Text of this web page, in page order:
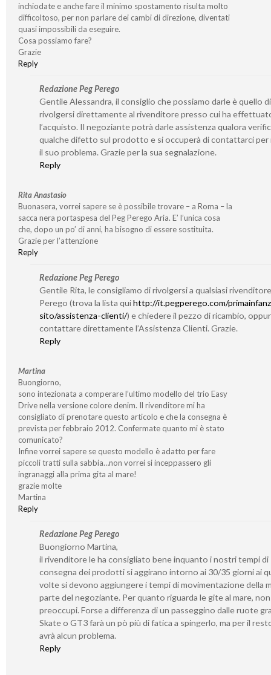
inchiodate e anche fare il minimo spostamento risulta molto
difficoltoso, per non parlare dei cambi di direzione, diventati
quasi impossibili da eseguire.
Cosa possiamo fare?
Grazie
Reply
Redazione Peg Perego
Gentile Alessandra, il consiglio che possiamo darle è quello di
rivolgersi direttamente al rivenditore presso cui ha
l’acquisto. Il negoziante potrà darle assistenza qualora
qualche difetto sul prodotto e si occuperà di contattarci per
il suo problema. Grazie per la sua segnalazione.
Reply
Rita Anastasio
Buonasera, vorrei sapere se è possibile trovare – a Roma – la
sacca nera portaspesa del Peg Perego Aria. E’ l’unica cosa
che, dopo un po’ di anni, ha bisogno di essere sostituita.
Grazie per l’attenzione
Reply
Redazione Peg Perego
Gentile Rita, le consigliamo di rivolgersi a qualsiasi
Perego (trova la lista quihttp://it.pegperego.com/
sito/assistenza-clienti/) e chiedere il pezzo di ricambio,
contattare direttamente l’Assistenza Clienti. Grazie.
Reply
Martina
Buongiorno,
sono intezionata a comperare l’ultimo modello del trio Easy
Drive nella versione colore denim. Il rivenditore mi ha
consigliato di prenotare questo articolo e che la consegna è
prevista per febbraio 2012. Confermate quanto mi è stato
comunicato?
Infine vorrei sapere se questo modello è adatto per fare
piccoli tratti sulla sabbia…non vorrei si inceppassero gli
ingranaggi alla prima gita al mare!
grazie molte
Martina
Reply
Redazione Peg Perego
Buongiorno Martina,
il rivenditore le ha consigliato bene inquanto i nostri tempi di
consegna dei prodotti si aggirano intorno ai 30/35 giorni ai
volte si devono aggiungere i tempi di movimentazione della
parte del negoziante. Per quanto riguarda le gite al mare,
preoccupi. Forse a differenza di un passeggino dalle ruote
Skate o GT3 farà un pò più di fatica a spingerlo, ma per il
avrà alcun problema.
Reply